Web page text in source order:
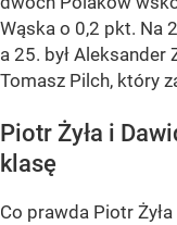
Wąska o 0,2 pkt. Na
a 25. był Aleksander
Tomasz Pilch, który
Piotr Żyła i
klasę
Co prawda Piotr